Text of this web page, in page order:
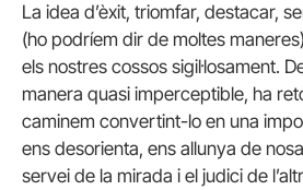
La idea d’èxit, triomfar, destacar,
(ho podríem dir de moltes
els nostres cossos sigil·losament.
manera quasi imperceptible, ha
caminem convertint-lo en una
ens desorienta, ens allunya de
servei de la mirada i el judici de